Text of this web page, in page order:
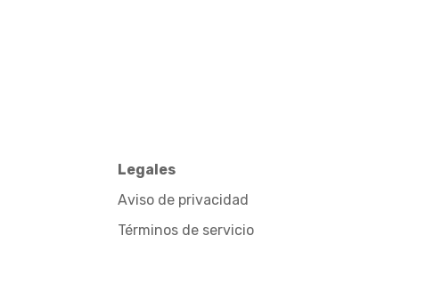
Legales
Aviso de privacidad
Términos de servicio